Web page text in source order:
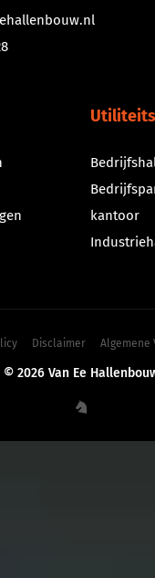
kantoor
© 2026 Van Ee
Disclaimer Algemene